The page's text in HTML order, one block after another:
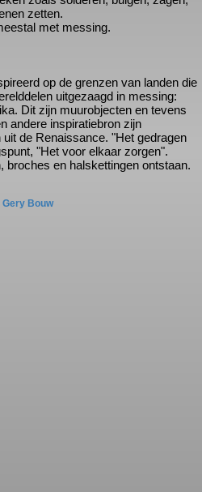
zoals solderen, buigen,
zetten.
op de grenzen van landen
uitgezaagd in messing:
Dit zijn muurobjecten en
andere inspiratiebron zijn
uit de Renaissance. "Het
"Het voor elkaar zorgen".